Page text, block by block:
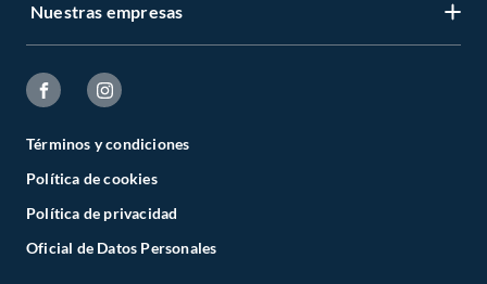
Nuestras empresas
Términos y condiciones
Política de cookies
Política de privacidad
Oficial de Datos Personales